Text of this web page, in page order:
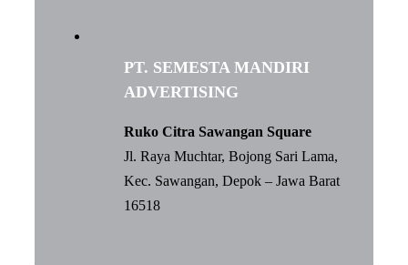
PT. SEMESTA MANDIRI
ADVERTISING
Ruko Citra Sawangan Square
Jl. Raya Muchtar, Bojong Sari Lama,
Kec. Sawangan, Depok – Jawa Barat
16518